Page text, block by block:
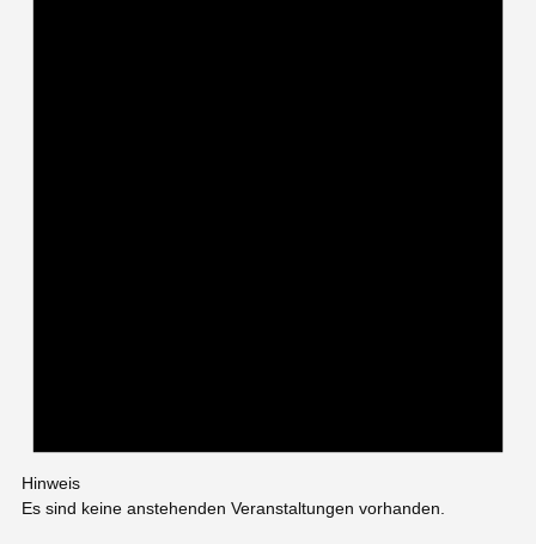
Hinweis
Es sind keine anstehenden Veranstaltungen vorhanden.